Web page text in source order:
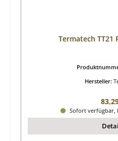
Termatech TT21
Hersteller:
Sofort verfügbar,